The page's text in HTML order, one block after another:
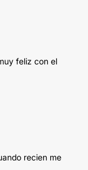
feliz con el
recien me